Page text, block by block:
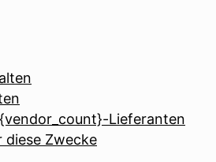
Lieferanten
diese Zwecke